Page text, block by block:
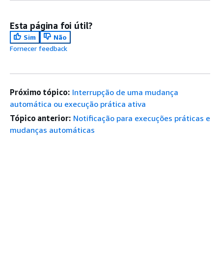
Esta página foi útil?
Sim
Não
Fornecer feedback
Próximo tópico: Interrupção de uma mudança
automática ou execução prática ativa
Tópico anterior: Notificação para execuções práticas e
mudanças automáticas